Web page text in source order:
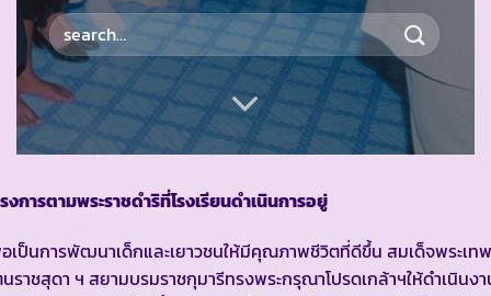
งการตามพระราชดำริที่โรงเรียนดำเนินการอยู่
เป็นการพัฒนาเด็กและเยาวชนให้มีคุณภาพชีวิตที่ดีขึ้น สมเด็จพระเทพ
ราชสุดา ฯ สยามบรมราชกุมารีทรงพระกรุณาโปรดเกล้าฯให้ดำเนินง